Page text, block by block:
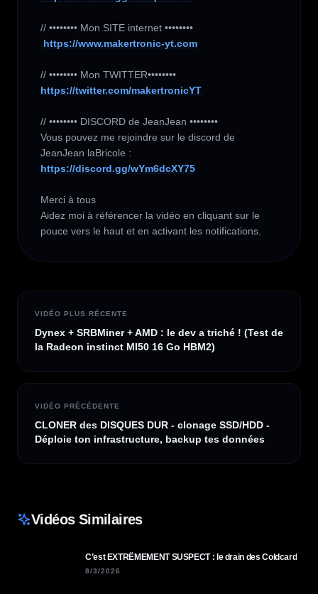
// •••••••• Mon SITE internet ••••••••
https://www.makertronic-yt.com
https://twitter.com/makertronicYT
// •••••••• DISCORD de JeanJean ••••••••
Vous pouvez me rejoindre sur le discord de
https://discord.gg/wYm6dcXY75
Merci à tous
Aidez moi à référencer la vidéo en cliquant sur le
pouce vers le haut et en activant les notifications.
VIDÉO PLUS RÉCENTE
Dynex + SRBMiner + AMD : le dev a triché ! (Test de
la Radeon instinct MI50 16 Go HBM2)
VIDÉO PRÉCÉDENTE
CLONER des DISQUES DUR - clonage SSD/HDD -
Déploie ton infrastructure, backup tes données
Vidéos Similaires
C’est EXTRÊMEMENT SUSPECT : le drain des Coldcard
8/3/2026